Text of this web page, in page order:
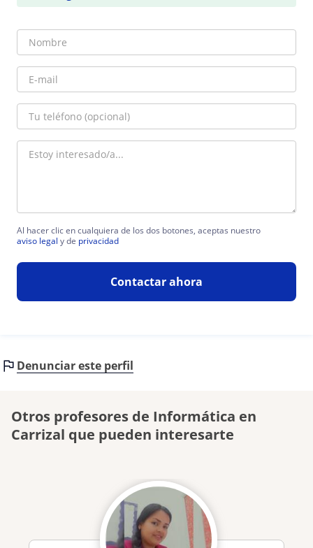
Al hacer clic en cualquiera de los dos botones, aceptas nuestro
aviso legal y de privacidad
Contactar ahora
Denunciar este perfil
Otros profesores de Informática en
Carrizal que pueden interesarte